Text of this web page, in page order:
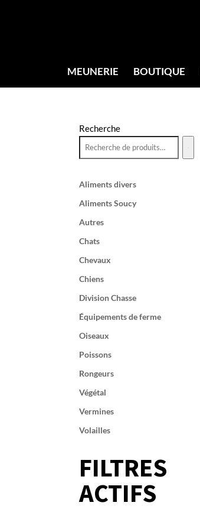
MEUNERIE BOUTIQUE
Recherche
Aliments divers
Aliments Soucy
Autres
Chats
Chevaux
Chiens
Division Chasse
Équipements de ferme
Oiseaux
Poissons
Rongeurs
Végétal
Vermines
Volailles
FILTRES
ACTIFS